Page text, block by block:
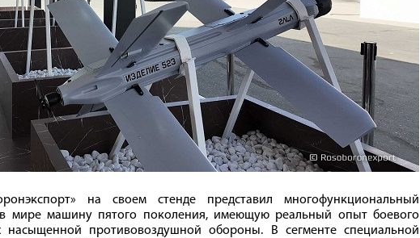
на своем стенде представил многофункциональный
мире машину пятого поколения, имеющую реальный опыт боевого
противовоздушной обороны. В сегменте специальной